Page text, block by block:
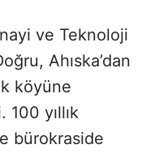
ve Teknoloji
Ahıska’dan
köyüne
yıllık
bürokraside